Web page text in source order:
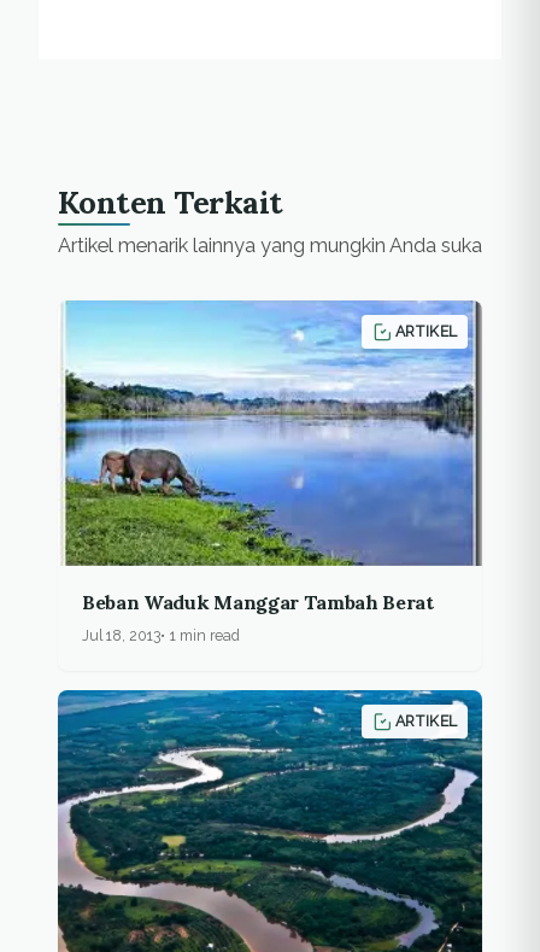
Konten Terkait
Artikel menarik lainnya yang mungkin Anda suka
ARTIKEL
Beban Waduk Manggar Tambah Berat
Jul 18, 2013 1 min read
ARTIKEL